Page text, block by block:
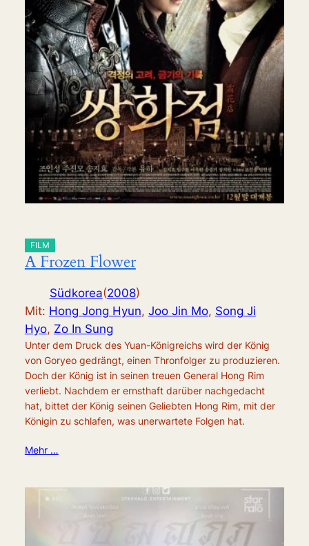
FILM
A Frozen Flower
Südkorea(2008)
Mit: Hong Jong Hyun, Joo Jin Mo, Song Ji
Hyo, Zo In Sung
Unter dem Druck des Yuan-Königreichs wird der König
von Goryeo gedrängt, einen Thronfolger zu produzieren.
Doch der König ist in seinen treuen General Hong Rim
verliebt. Nachdem er ernsthaft darüber nachgedacht
hat, bittet der König seinen Geliebten Hong Rim, mit der
Königin zu schlafen, was unerwartete Folgen hat.
Mehr …